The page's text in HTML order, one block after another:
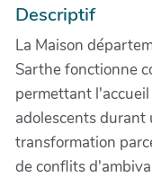
Descriptif
La Maison
Sarthe fonctionne
permettant
adolescents durant
transformation
de conflits